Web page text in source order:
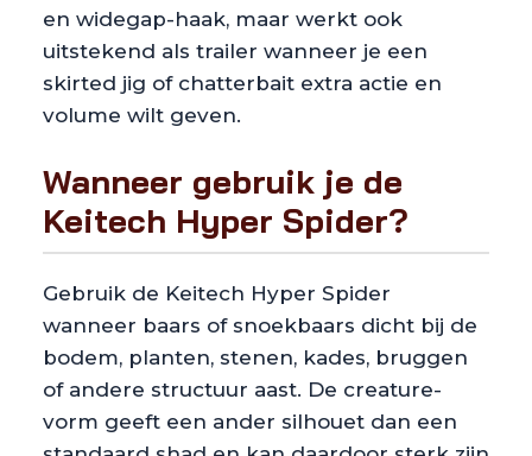
en widegap-haak, maar werkt ook
uitstekend als trailer wanneer je een
skirted jig of chatterbait extra actie en
volume wilt geven.
Wanneer gebruik je de
Keitech Hyper Spider?
Gebruik de Keitech Hyper Spider
wanneer baars of snoekbaars dicht bij de
bodem, planten, stenen, kades, bruggen
of andere structuur aast. De creature-
vorm geeft een ander silhouet dan een